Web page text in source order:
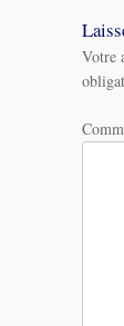
Votre